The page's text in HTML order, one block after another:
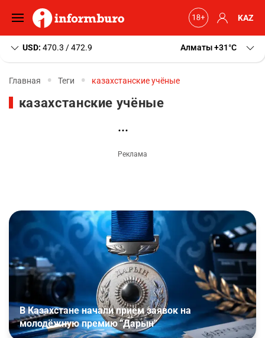
KAZ
USD: 470.3 / 472.9 Алматы+31 C
Главная Теги казахстанские учёные
казахстанские учёные
В Казахстане начали приём заявок на
молодёжную премию "Дарын"